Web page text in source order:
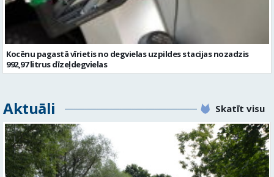
Kocēnu pagastā vīrietis no degvielas uzpildes stacijas nozadzis
992,97 litrus dīzeļdegvielas
Aktuāli Skatīt visu